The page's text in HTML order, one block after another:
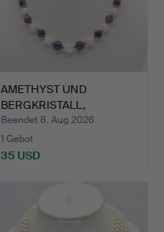
AMETHYST UND
BERGKRISTALL,
VERGOLDETE META…
Beendet 8. Aug 2026
1 Gebot
35 USD